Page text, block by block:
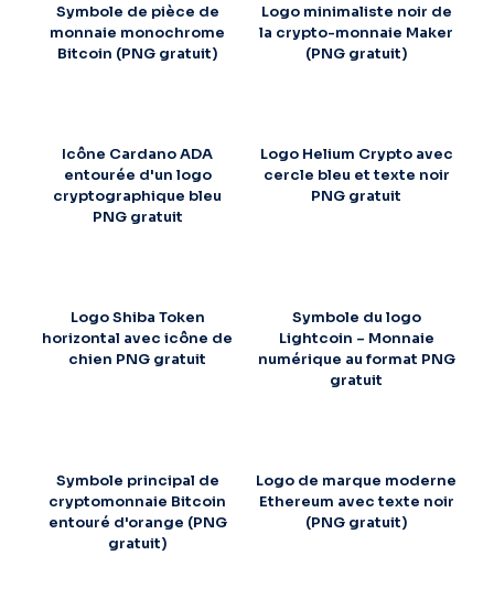
Symbole de pièce de
monnaie monochrome
Bitcoin (PNG gratuit)
Logo minimaliste noir de
la crypto-monnaie Maker
(PNG gratuit)
Icône Cardano ADA
entourée d'un logo
cryptographique bleu
PNG gratuit
Logo Helium Crypto avec
cercle bleu et texte noir
PNG gratuit
Logo Shiba Token
horizontal avec icône de
chien PNG gratuit
Symbole du logo
Lightcoin – Monnaie
numérique au format PNG
gratuit
Symbole principal de
cryptomonnaie Bitcoin
entouré d'orange (PNG
gratuit)
Logo de marque moderne
Ethereum avec texte noir
(PNG gratuit)